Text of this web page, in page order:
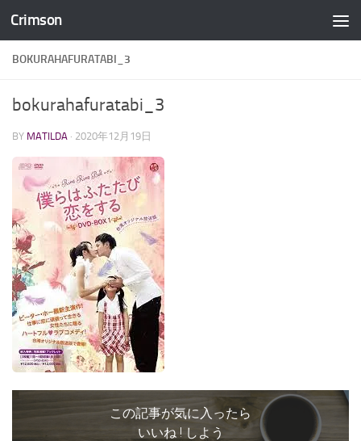
コンテンツへスキップ
Crimson
BOKURAHAFURATABI_3
bokurahafuratabi_3
BY MATILDA · 2020年12月19日
この記事が気に入ったら
いいね ! しよう